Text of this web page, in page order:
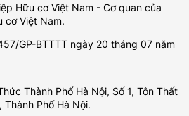
Hữu cơ Việt Nam - Cơ quan của
cơ Việt Nam.
GP-BTTTT ngày 20 tháng 07 năm
Thành Phố Hà Nội, Số 1, Tôn Thất
Phố Hà Nội.